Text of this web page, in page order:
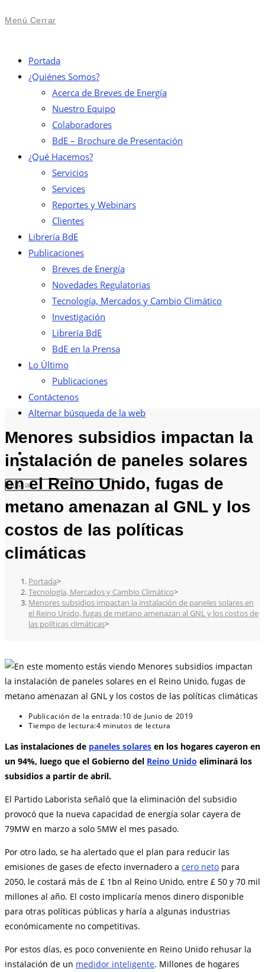
Menú Cerrar
Portada
¿Quiénes Somos?
Acerca de Breves de Energía
Nuestro Equipo
Colaboradores
BdE – Brochure de Presentación
¿Qué Hacemos?
Servicios
Services
Reportes y Webinars
Clientes
Librería BdE
Publicaciones
Breves de Energía
Novedades Regulatorias
Tecnología, Mercados y Cambio Climático
Investigación
Librería BdE
BdE en la Prensa
Lo Último
Publicaciones
Contáctenos
Alternar búsqueda de la web
Menores subsidios impactan la
instalación de paneles solares
en el Reino Unido, fugas de
metano amenazan al GNL y los
costos de las políticas
climáticas
Portada>
Tecnología, Mercados y Cambio Climático>
Menores subsidios impactan la instalación de paneles solares en
el Reino Unido, fugas de metano amenazan al GNL y los costos de
las políticas climáticas>
Publicación de la entrada:10 de Junio de 2019
Tiempo de lectura:4 minutos de lectura
Las instalaciones de paneles solares en los hogares cayeron en
un 94%, luego que el Gobierno del Reino Unido eliminará los
subsidios a partir de abril.
El Partido Laborista señaló que la eliminación del subsidio
provocó que la nueva capacidad de energía solar cayera de
79MW en marzo a solo 5MW el mes pasado.
Por otro lado, se ha alertado que el plan para reducir las
emisiones de gases de efecto invernadero a cero neto para
2050, le costará más de £ 1bn al Reino Unido, entre £ 50 y 70 mil
millones al año. El costo implicaría menos dinero disponible
para otras políticas públicas y haría a algunas industrias
económicamente no competitivas.
Por estos días, es poco conveniente en Reino Unido rehusar la
instalación de un medidor inteligente. Millones de hogares